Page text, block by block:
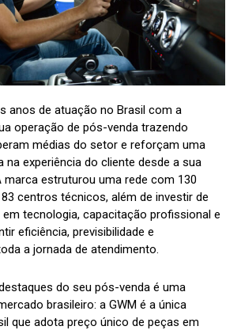
anos de atuação no Brasil com a
operação de pós-venda trazendo
médias do setor e reforçam uma
na experiência do cliente desde a sua
marca estruturou uma rede com 130
centros técnicos, além de investir de
tecnologia, capacitação profissional e
eficiência, previsibilidade e
a jornada de atendimento.
do seu pós-venda é uma
brasileiro: a GWM é a única
que adota preço único de peças em